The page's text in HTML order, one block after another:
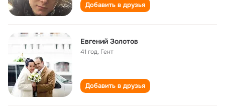
Добавить в друзья
Евгений Золотов
41 год, Гент
Добавить в друзья